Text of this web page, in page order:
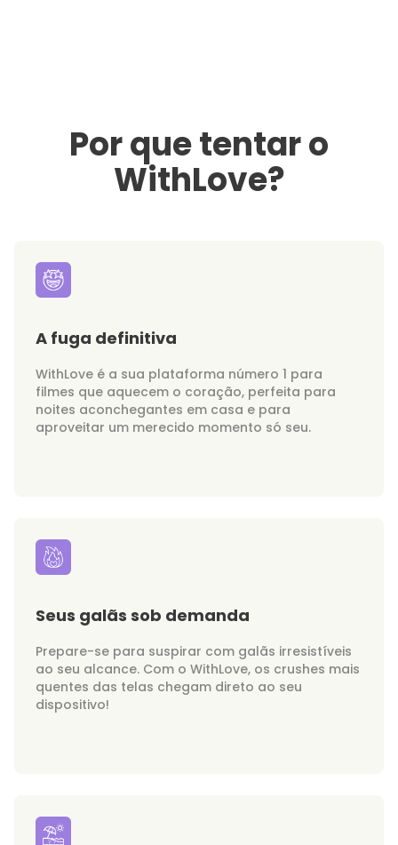
Por que tentar o
WithLove?
A fuga definitiva
WithLove é a sua plataforma número 1 para
filmes que aquecem o coração, perfeita para
noites aconchegantes em casa e para
aproveitar um merecido momento só seu.
Seus galãs sob demanda
Prepare-se para suspirar com galãs irresistíveis
ao seu alcance. Com o WithLove, os crushes mais
quentes das telas chegam direto ao seu
dispositivo!